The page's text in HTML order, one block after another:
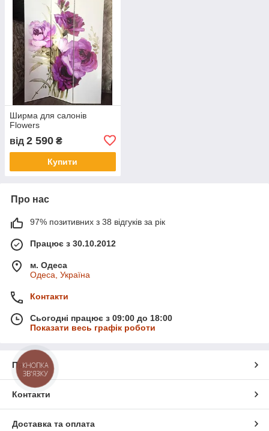
Ширма для салонів
Flowers
від 2 590 ₴
Купити
Про нас
97% позитивних з 38 відгуків за рік
Працює з 30.10.2012
м. Одеса
Одеса, Україна
Контакти
Сьогодні працює з 09:00 до 18:00
Показати весь графік роботи
Про нас
Контакти
Доставка та оплата
КНОПКА
ЗВ'ЯЗКУ